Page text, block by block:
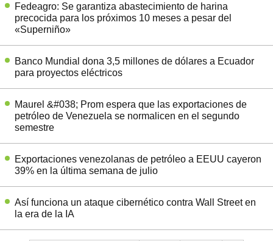
Fedeagro: Se garantiza abastecimiento de harina
precocida para los próximos 10 meses a pesar del
«Superniño»
Banco Mundial dona 3,5 millones de dólares a Ecuador
para proyectos eléctricos
Maurel &#038; Prom espera que las exportaciones de
petróleo de Venezuela se normalicen en el segundo
semestre
Exportaciones venezolanas de petróleo a EEUU cayeron
39% en la última semana de julio
Así funciona un ataque cibernético contra Wall Street en
la era de la IA